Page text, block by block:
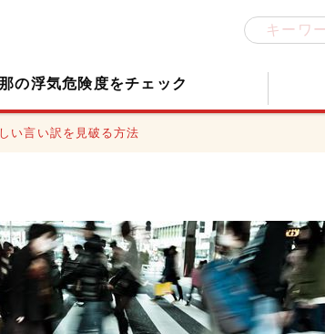
の浮気危険度をチェック
い言い訳を見破る方法